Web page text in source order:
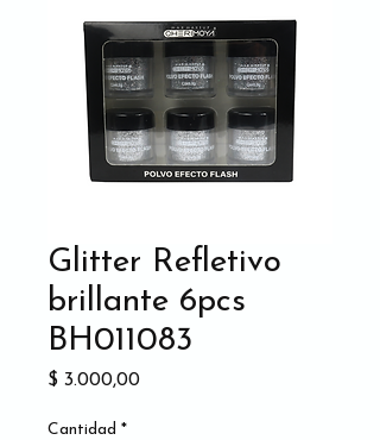
Glitter Refletivo
brillante 6pcs
BH011083
$ 3.000,00Precio
Cantidad *